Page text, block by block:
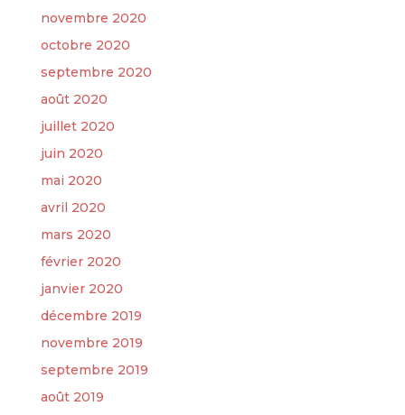
novembre 2020
octobre 2020
septembre 2020
août 2020
juillet 2020
juin 2020
mai 2020
avril 2020
mars 2020
février 2020
janvier 2020
décembre 2019
novembre 2019
septembre 2019
août 2019